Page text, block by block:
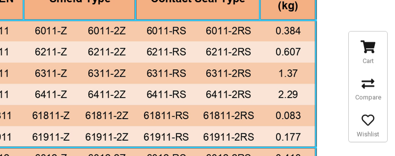
Cart
Compare
Wishlist